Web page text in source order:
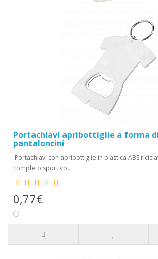
Portachiavi apribottiglie a forma
pantaloncini
Portachiavi con apribottiglie in plastica ABS
completo sportivo ..
0,77€